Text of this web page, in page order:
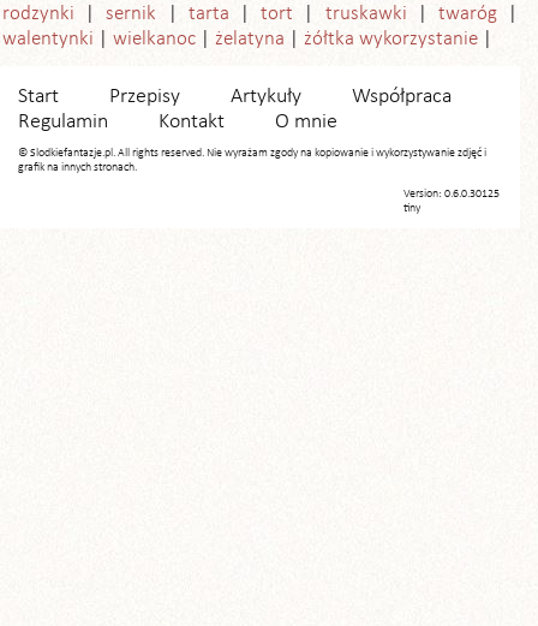
rodzynki
sernik tarta tort truskawki
twaróg
walentynki
wielkanoc żelatyna żółtka wykorzystanie
Start Przepisy Artykuły
Współpraca
Regulamin
Kontakt O mnie
© Slodkiefantazje.pl. All rights reserved. Nie wyrażam zgody na kopiowanie i wykorzystywanie zdjęć i
grafik na innych stronach.
Version: 0.6.0.30125
tiny